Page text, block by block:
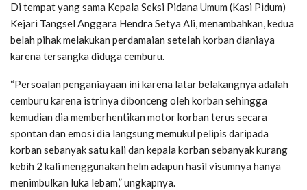
Di tempat yang sama Kepala Seksi Pidana Umum (Kasi Pidum)
Kejari Tangsel Anggara Hendra Setya Ali, menambahkan, kedua
belah pihak melakukan perdamaian setelah korban dianiaya
karena tersangka diduga cemburu.
“Persoalan penganiayaan ini karena latar belakangnya adalah
cemburu karena istrinya dibonceng oleh korban sehingga
kemudian dia memberhentikan motor korban terus secara
spontan dan emosi dia langsung memukul pelipis daripada
korban sebanyak satu kali dan kepala korban sebanyak kurang
kebih 2 kali menggunakan helm adapun hasil visumnya hanya
menimbulkan luka lebam,” ungkapnya.